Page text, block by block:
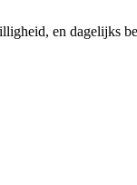
en dagelijks